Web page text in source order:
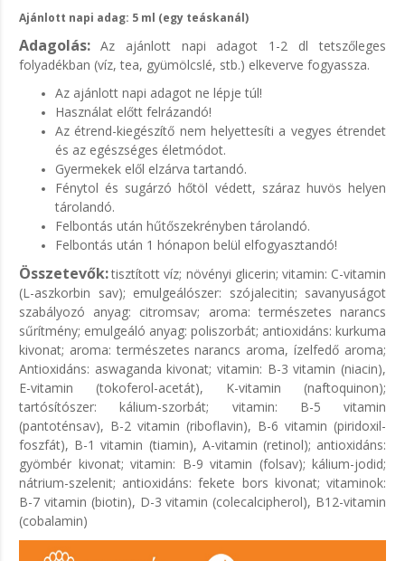
Ajánlott napi adag: 5 ml (egy teáskanál)
Adagolás: Az ajánlott napi adagot 1-2 dl tetszőleges
folyadékban (víz, tea, gyümölcslé, stb.) elkeverve fogyassza.
Az ajánlott napi adagot ne lépje túl!
Használat előtt felrázandó!
Az étrend-kiegészítő nem helyettesíti a vegyes étrendet
és az egészséges életmódot.
Gyermekek elől elzárva tartandó.
Fénytol és sugárzó hőtöl védett, száraz huvös helyen
tárolandó.
Felbontás után hűtőszekrényben tárolandó.
Felbontás után 1 hónapon belül elfogyasztandó!
Összetevők:tisztított víz; növényi glicerin; vitamin: C-vitamin
(L-aszkorbin sav); emulgeálószer: szójalecitin; savanyuságot
szabályozó anyag: citromsav; aroma: természetes narancs
sűrítmény; emulgeáló anyag: poliszorbát; antioxidáns: kurkuma
kivonat; aroma: természetes narancs aroma, ízelfedő aroma;
Antioxidáns: aswaganda kivonat; vitamin: B-3 vitamin (niacin),
E-vitamin (tokoferol-acetát), K-vitamin (naftoquinon);
tartósítószer: kálium-szorbát; vitamin: B-5 vitamin
(pantoténsav), B-2 vitamin (riboflavin), B-6 vitamin (piridoxil-
foszfát), B-1 vitamin (tiamin), A-vitamin (retinol); antioxidáns:
gyömbér kivonat; vitamin: B-9 vitamin (folsav); kálium-jodid;
nátrium-szelenit; antioxidáns: fekete bors kivonat; vitaminok:
B-7 vitamin (biotin), D-3 vitamin (colecalcipherol), B12-vitamin
(cobalamin)